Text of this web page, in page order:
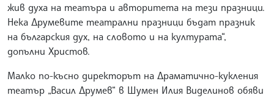
жив духа на театъра и авторитета на тези празници.
Нека Друмевите театрални празници бъдат празник
на българския дух, на словото и на културата“,
допълни Христов.
Малко по-късно директорът на Драматично-кукления
театър „Васил Друмев“ в Шумен Илия Виделинов обяви